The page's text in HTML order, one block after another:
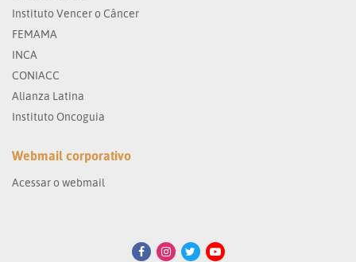
Instituto Vencer o Câncer
FEMAMA
INCA
CONIACC
Alianza Latina
Instituto Oncoguia
Webmail corporativo
Acessar o webmail